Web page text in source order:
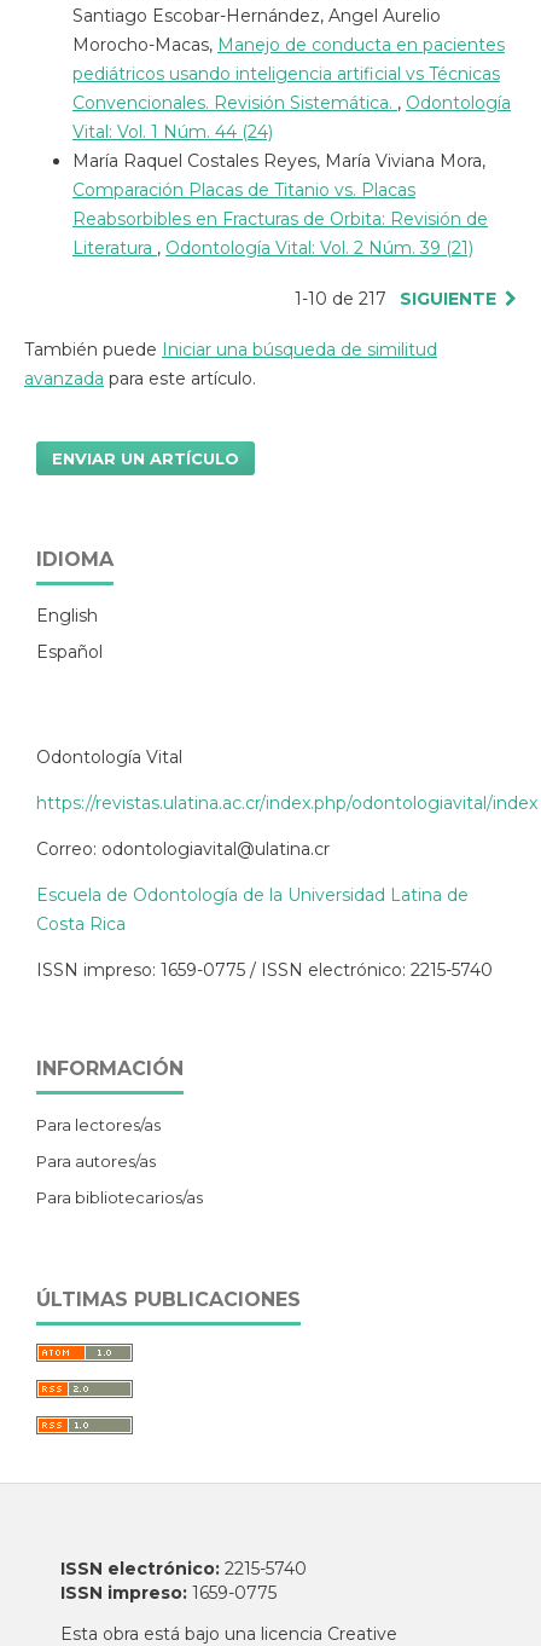
Santiago Escobar-Hernández, Angel Aurelio
Morocho-Macas, Manejo de conducta en pacientes
pediátricos usando inteligencia artificial vs Técnicas
Convencionales. Revisión Sistemática. , Odontología
Vital: Vol. 1 Núm. 44 (24)
María Raquel Costales Reyes, María Viviana Mora,
Comparación Placas de Titanio vs. Placas
Reabsorbibles en Fracturas de Orbita: Revisión de
Literatura , Odontología Vital: Vol. 2 Núm. 39 (21)
1-10 de 217 SIGUIENTE
También puede Iniciar una búsqueda de similitud
avanzada para este artículo.
ENVIAR UN ARTÍCULO
IDIOMA
English
Español
Odontología Vital
https://revistas.ulatina.ac.cr/index.php/odontologiavital/index
Correo: odontologiavital@ulatina.cr
Escuela de Odontología de la Universidad Latina de
Costa Rica
ISSN impreso: 1659-0775 / ISSN electrónico: 2215-5740
INFORMACIÓN
Para lectores/as
Para autores/as
Para bibliotecarios/as
ÚLTIMAS PUBLICACIONES
ISSN electrónico: 2215-5740
ISSN impreso: 1659-0775
Esta obra está bajo una licencia Creative